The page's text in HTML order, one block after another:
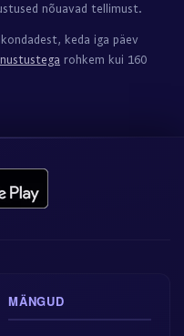
nõuavad tellimust.
keda iga päev
rohkem kui 160
MÄNGUD